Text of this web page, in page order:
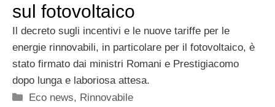
sul fotovoltaico
Il decreto sugli incentivi e le nuove tariffe per le
energie rinnovabili, in particolare per il fotovoltaico, è
stato firmato dai ministri Romani e Prestigiacomo
dopo lunga e laboriosa attesa.
Categorie
Eco news, Rinnovabile